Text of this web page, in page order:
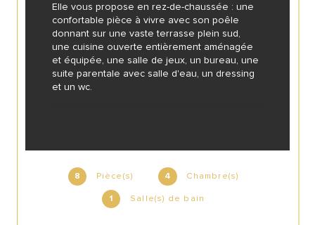
8 Pièce(s) 4 Chambre(s)
1 Salle(s) de bain
Elle vous propose en rez-de-chaussée : une
confortable pièce à vivre avec son poêle
donnant sur une vaste terrasse plein sud,
une cuisine ouverte entièrement aménagée
et équipée, une salle de jeux, un bureau, une
suite parentale avec salle d'eau, un dressing
et un wc.
wc et dans les combles deux dressing à
Mais aussi au sous-sol : une buanderie, un
garage double, une cave et un atelier.